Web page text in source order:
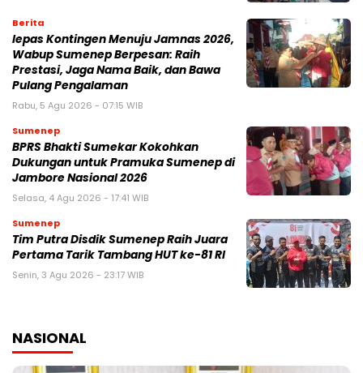
Berita
lepas Kontingen Menuju Jamnas 2026,
Wabup Sumenep Berpesan: Raih
Prestasi, Jaga Nama Baik, dan Bawa
Pulang Pengalaman
Rabu, 5 Agu 2026 - 07:15 WIB
Sumenep
BPRS Bhakti Sumekar Kokohkan
Dukungan untuk Pramuka Sumenep di
Jambore Nasional 2026
Selasa, 4 Agu 2026 - 17:41 WIB
Sumenep
Tim Putra Disdik Sumenep Raih Juara
Pertama Tarik Tambang HUT ke-81 RI
Senin, 3 Agu 2026 - 23:17 WIB
NASIONAL